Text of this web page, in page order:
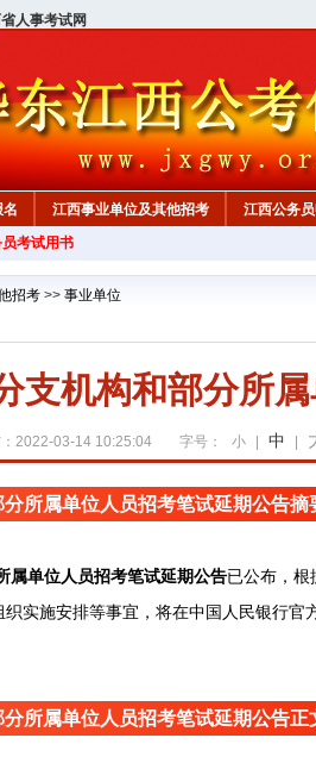
人事考试网
名 江西事业单位及其他招考 江西公务
考试用书
招考 >> 事业单位
支机构和部分所
2022-03-14 10:25:04 字号： 小 中
所属单位人员招考笔试延期公告摘
属单位人员招考笔试延期公告已公布， 根
实施安排等事宜，将在中国人民银行官
所属单位人员招考笔试延期公告正